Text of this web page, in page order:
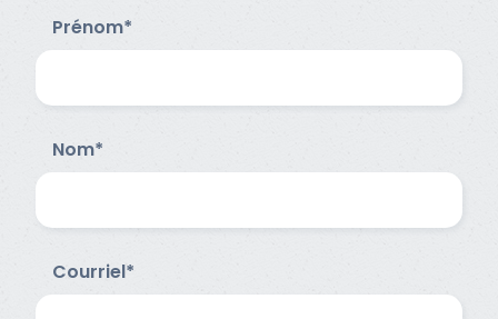
Prénom*
Nom*
Courriel*